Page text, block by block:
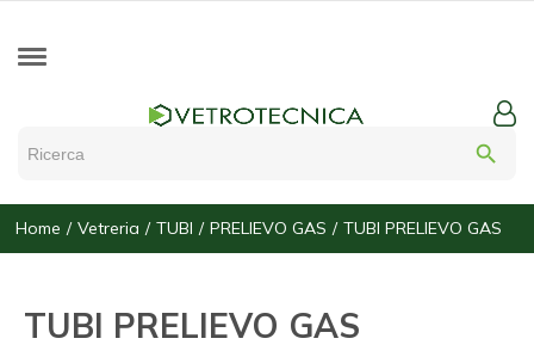
search
Home Vetreria TUBI PRELIEVO GAS TUBI PRELIEVO GAS
TUBI PRELIEVO GAS